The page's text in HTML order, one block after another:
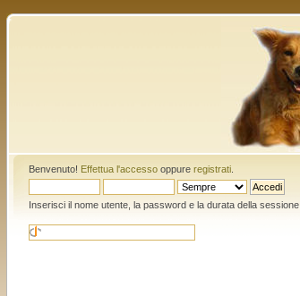
Benvenuto! Effettua l'accessooppure registrati.
Inserisci il nome utente, la password e la durata della sessione.